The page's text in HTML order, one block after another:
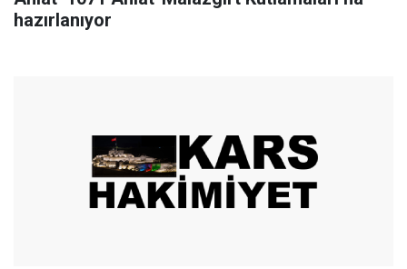
hazırlanıyor